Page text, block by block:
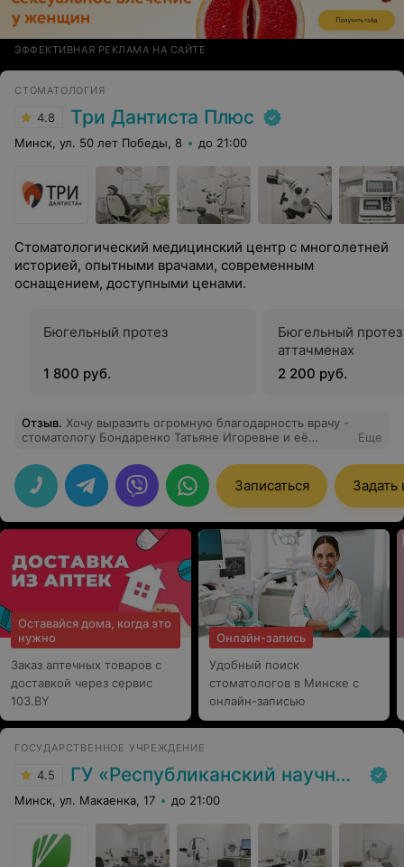
ЭФФЕКТИВНАЯ РЕКЛАМА НА САЙТЕ
СТОМАТОЛОГИЯ
4.8 Три Дантиста Плюс
Минск, ул. 50 лет Победы, 8 до 21:00
Стоматологический медицинский центр с многолетней
историей, опытными врачами, современным
оснащением, доступными ценами.
Бюгельный протез
1 800 руб.
Бюгельный
аттачменах
2 200 руб.
Отзыв. Хочу выразить огромную благодарность врачу -
стоматологу Бондаренко Татьяне Игоревне и её
Работают быстро, чётко, аккуратно, я осталась в
полном восторге от посещения стоматологической
клиники 3 Дантиста!
Еще
Записаться Задать
Оставайся дома, когда это
нужно
Заказ аптечных товаров с
доставкой через сервис
103.BY
Онлайн-запись
Удобный поиск
стоматологов в Минске с
онлайн-записью
ГОСУДАРСТВЕННОЕ УЧРЕЖДЕНИЕ
4.5 ГУ «Республиканский научно-практический центр медицинской экспертизы и реабилитаци»
Минск, ул. Макаенка, 17 до 21:00